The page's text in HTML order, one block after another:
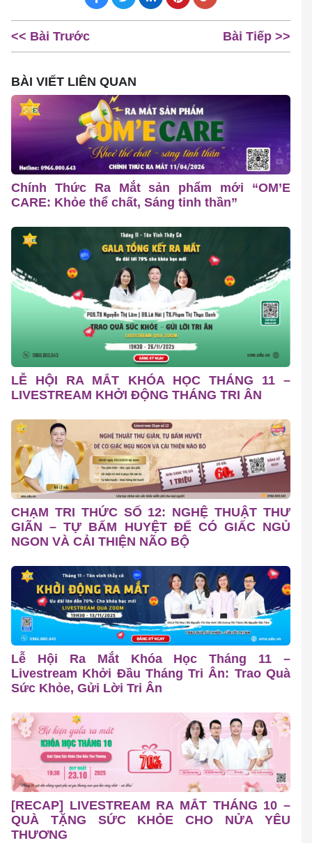
<< Bài Trước Bài Tiếp >>
BÀI VIẾT LIÊN QUAN
Chính Thức Ra Mắt sản phẩm mới “OM’E
CARE: Khỏe thể chất, Sáng tinh thần”
LỄ HỘI RA MẮT KHÓA HỌC THÁNG 11 –
LIVESTREAM KHỞI ĐỘNG THÁNG TRI ÂN
CHẠM TRI THỨC SỐ 12: NGHỆ THUẬT THƯ
GIÃN – TỰ BẤM HUYỆT ĐỂ CÓ GIẤC NGỦ
NGON VÀ CẢI THIỆN NÃO BỘ
Lễ Hội Ra Mắt Khóa Học Tháng 11 –
Livestream Khởi Đầu Tháng Tri Ân: Trao Quà
Sức Khỏe, Gửi Lời Tri Ân
[RECAP] LIVESTREAM RA MẮT THÁNG 10 –
QUÀ TẶNG SỨC KHỎE CHO NỬA YÊU
THƯƠNG